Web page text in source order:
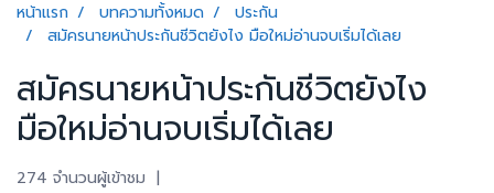
หน้าแรก บทความทั้งหมด
ประกัน
สมัครนายหน้าประกันชีวิตยังไง มือใหม่อ่านจบเริ่มได้เลย
สมัครนายหน้าประกันชีวิตยังไง
มือใหม่อ่านจบเริ่มได้เลย
274 จำนวนผู้เข้าชม |